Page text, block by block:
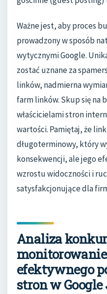
Ważne jest, aby proces
prowadzony w sposób
wytycznymi Google.
zostać uznane za
linków, nadmierna
farm linków. Skup się na
właścicielami stron
wartości. Pamiętaj, że
długoterminowy, który
konsekwencji, ale jego
wzrostu widoczności i
satysfakcjonujące dla
Analiza
efektywnego
stron w Google